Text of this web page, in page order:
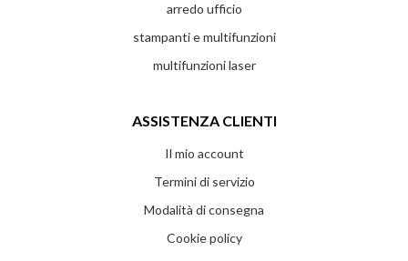
arredo ufficio
stampanti e multifunzioni
multifunzioni laser
ASSISTENZA CLIENTI
Il mio account
Termini di servizio
Modalità di consegna
Cookie policy